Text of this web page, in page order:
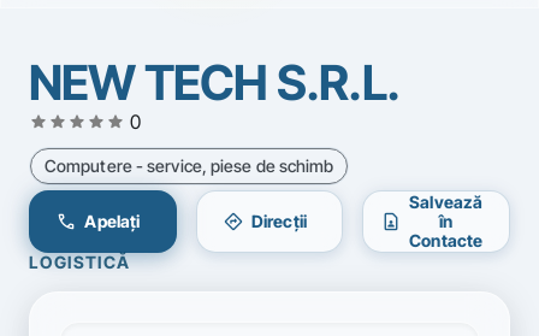
NEW TECH S.R.L.
star star star star star 0
Computere - service, piese de schimb
call Apelați directions Direcții contact_page
Salvează
în
Contacte
LOGISTICĂ